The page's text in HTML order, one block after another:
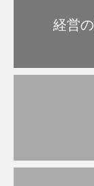
経営